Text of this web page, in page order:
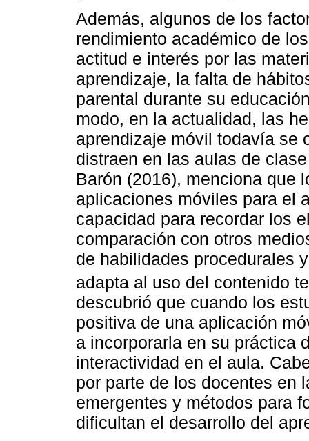
Además, algunos de los
rendimiento académico de
actitud e interés por las
aprendizaje, la falta de
parental durante su
modo, en la actualidad, las
aprendizaje móvil todavía se
distraen en las aulas de
Barón (2016), menciona que
aplicaciones móviles para el
capacidad para recordar los
comparación con otros
de habilidades procedurales
adapta al uso del contenido
descubrió que cuando los
positiva de una aplicación
a incorporarla en su práctica
interactividad en el aula.
por parte de los docentes en
emergentes y métodos para
dificultan el desarrollo del